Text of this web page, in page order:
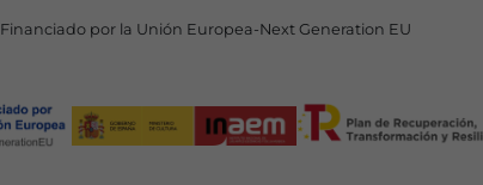
Financiado por la Unión Europea-Next Generation EU